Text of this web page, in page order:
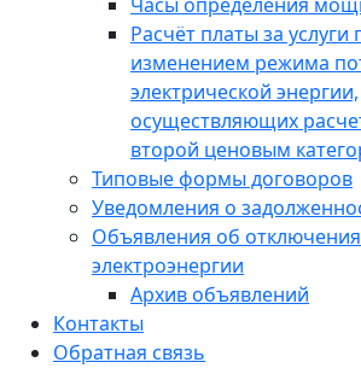
Расчёт платы за
изменением режима
электрической энергии,
осуществляющих
второй ценовым
Типовые формы договоров
Уведомления о
Объявления об
электроэнергии
Архив объявлений
Контакты
Обратная связь